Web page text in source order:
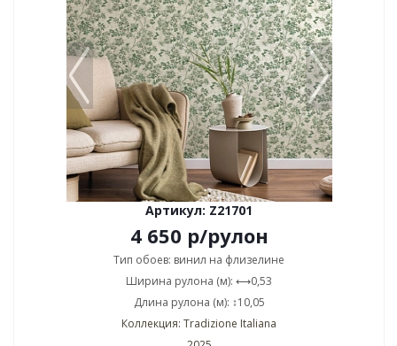
Артикул: Z21701
4 650 р/рулон
Тип обоев: винил на флизелине
Ширина рулона (м): ⟷0,53
Длина рулона (м): ↕10,05
Коллекция: Tradizione Italiana